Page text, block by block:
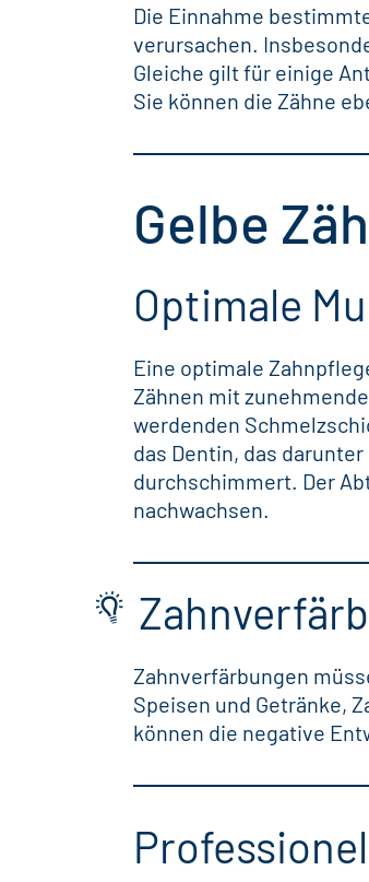
Die Einnahme
verursachen.
Gleiche gilt für einige
Sie können die Zähne
Gelbe
Optimale
Eine optimale
Zähnen mit
werdenden
das Dentin, das
durchschimmert. Der
nachwachsen.
Zahnverfärbungen
Speisen und Getränke,
können die negative